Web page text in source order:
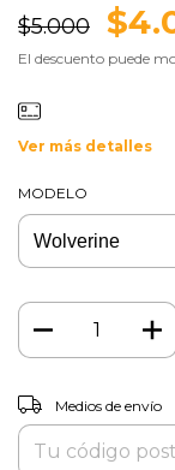
$5.000
El descuento puede
Ver más detalles
MODELO
Entregas para el CP:
Medios de envío